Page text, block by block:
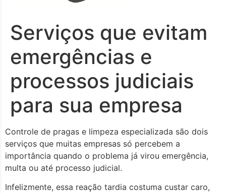
Serviços que evitam
emergências e
processos judiciais
para sua empresa
Controle de pragas e limpeza especializada são dois
serviços que muitas empresas só percebem a
importância quando o problema já virou emergência,
multa ou até processo judicial.
Infelizmente, essa reação tardia costuma custar caro,